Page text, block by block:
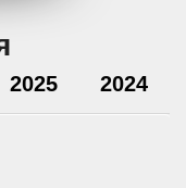
2025 2024